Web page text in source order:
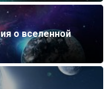
о вселенной